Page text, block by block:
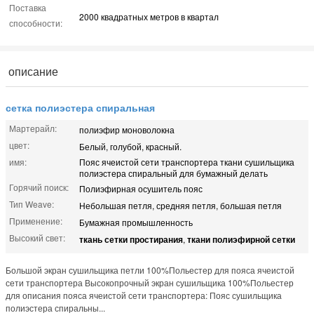
Поставка
способности:
2000 квадратных метров в квартал
описание
сетка полиэстера спиральная
Мартерайл:
полиэфир моноволокна
цвет:
Белый, голубой, красный.
имя:
Пояс ячеистой сети транспортера ткани сушильщика
полиэстера спиральный для бумажный делать
Горячий поиск:
Полиэфирная осушитель пояс
Тип Weave:
Небольшая петля, средняя петля, большая петля
Применение:
Бумажная промышленность
Высокий свет:
ткань сетки простирания, ткани полиэфирной сетки
Большой экран сушильщика петли 100%Польестер для пояса ячеистой
сети транспортера Высокопрочный экран сушильщика 100%Польестер
для описания пояса ячеистой сети транспортера: Пояс сушильщика
полиэстера спиральны...